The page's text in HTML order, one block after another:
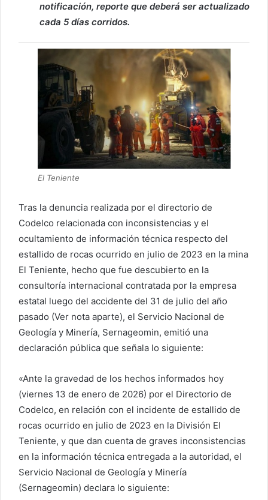
notificación, reporte que deberá ser actualizado
cada 5 días corridos.
El Teniente
Tras la denuncia realizada por el directorio de
Codelco relacionada con inconsistencias y el
ocultamiento de información técnica respecto del
estallido de rocas ocurrido en julio de 2023 en la mina
El Teniente, hecho que fue descubierto en la
consultoría internacional contratada por la empresa
estatal luego del accidente del 31 de julio del año
pasado (Ver nota aparte), el Servicio Nacional de
Geología y Minería, Sernageomin, emitió una
declaración pública que señala lo siguiente:
«Ante la gravedad de los hechos informados hoy
(viernes 13 de enero de 2026) por el Directorio de
Codelco, en relación con el incidente de estallido de
rocas ocurrido en julio de 2023 en la División El
Teniente, y que dan cuenta de graves inconsistencias
en la información técnica entregada a la autoridad, el
Servicio Nacional de Geología y Minería
(Sernageomin) declara lo siguiente: